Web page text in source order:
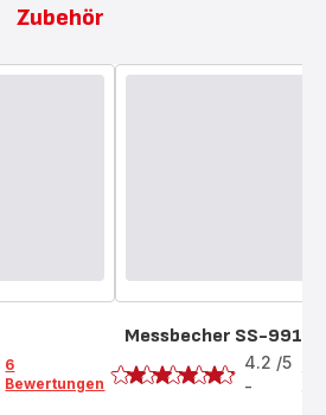
Zubehör
6
Bewertungen
Messbecher SS-
Bewertung
4.2 /5
-